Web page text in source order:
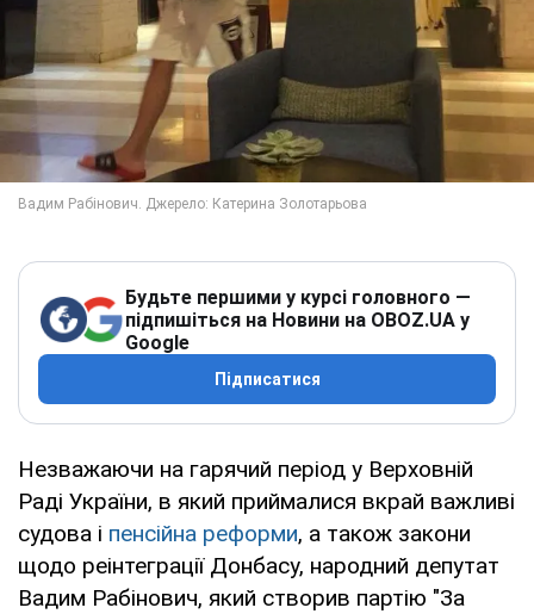
Будьте першими у курсі головного —
підпишіться на Новини на OBOZ.UA у
Google
Підписатися
Незважаючи на гарячий період у Верховній
Раді України, в який приймалися вкрай важливі
судова і пенсійна реформи, а також закони
щодо реінтеграції Донбасу, народний депутат
Вадим Рабінович, який створив партію "За